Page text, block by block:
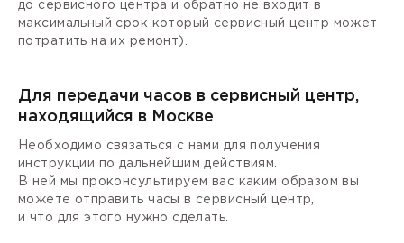
до сервисного центра и обратно не входит в
максимальный срок который сервисный центр может
потратить на их ремонт).
Для передачи часов в сервисный центр,
находящийся в Москве
Необходимо связаться с нами для получения
инструкции по дальнейшим действиям.
В ней мы проконсультируем вас каким образом вы
можете отправить часы в сервисный центр,
и что для этого нужно сделать.